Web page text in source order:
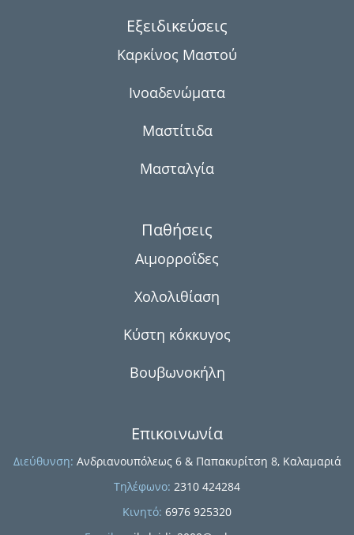
Εξειδικεύσεις
Καρκίνος Μαστού
Ινοαδενώματα
Μαστίτιδα
Μασταλγία
Παθήσεις
Αιμορροΐδες
Χολολιθίαση
Κύστη κόκκυγος
Βουβωνοκήλη
Επικοινωνία
Διεύθυνση: Ανδριανουπόλεως 6 & Παπακυρίτση 8, Καλαμαριά
Τηλέφωνο: 2310 424284
Κινητό: 6976 925320